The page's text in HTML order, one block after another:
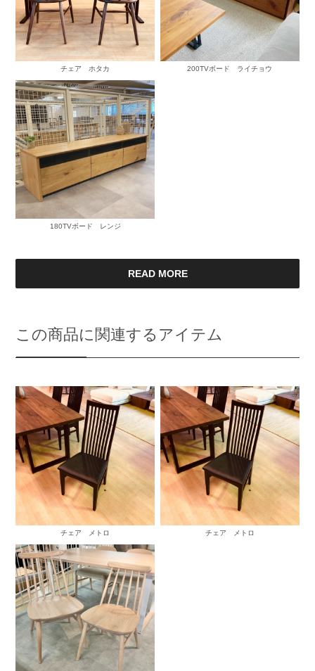
チェア ホタカ 200TVボード ライチョウ
180TVボード レンジ
READ MORE
この商品に関連するアイテム
チェア メトロ チェア メトロ